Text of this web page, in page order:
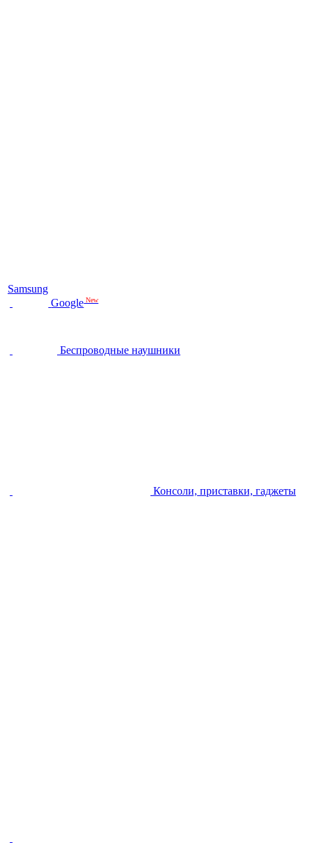
Samsung
Google New
Беспроводные наушники
Консоли, приставки, гаджеты